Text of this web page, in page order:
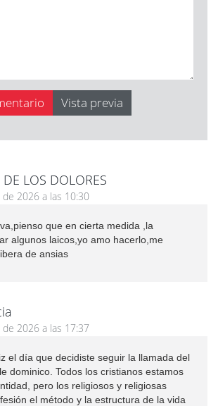
LOS DOLORES
2026 a las 10:30
que en cierta medida ,la
algunos laicos,yo amo hacerlo,me
de ansias
2026 a las 17:37
el día que decidiste seguir la llamada del
dominico. Todos los cristianos estamos
pero los religiosos y religiosas
el método y la estructura de la vida